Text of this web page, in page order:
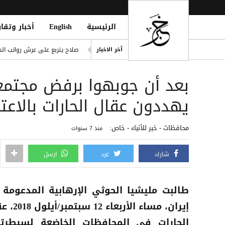
الرئيسية English أخبار
آخر الاخبار
صلاح يتربع على عرش رواتب
ديوماندي يكتب التاريخ: أغلى
Houthi Attack on Marib Camp
انفراد| مصادر تكشف مشاركة
بعد أن جوبهوا برفض
يهددون عقال الحارات
محافظات - خبر للأنباء - خاص: منذ 7 سنوات
شارك غرد ارسل
طالبت مليشيا الحوثي الإرهابية
إيران، مساء